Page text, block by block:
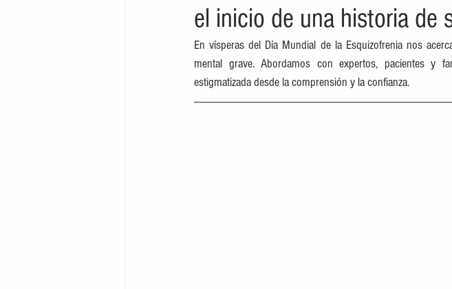
el inicio de una historia de
En vísperas del Día Mundial de la Esquizofrenia nos
mental grave. Abordamos con expertos, pacientes y
estigmatizada desde la comprensión y la confianza.